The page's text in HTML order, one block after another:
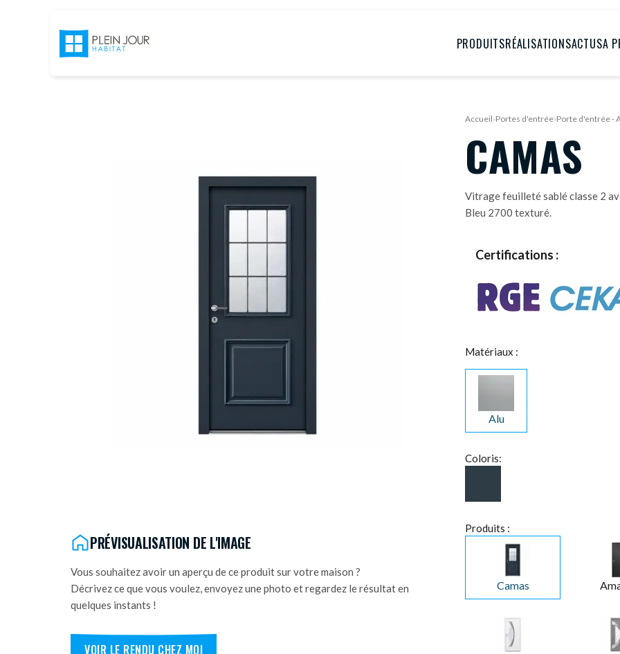
PRODUITSRÉALISATIONSACTUSA
PRÉVISUALISATION DE L'IMAGE
Vous souhaitez avoir un aperçu de ce produit sur votre maison ?
Décrivez ce que vous voulez, envoyez une photo et regardez le résultat en
quelques instants !
VOIR LE RENDU CHEZ MOI
Accueil›Portes d'entrée›Porte d'entrée -
CAMAS
Vitrage feuilleté sablé classe 2
Bleu 2700 texturé.
Certifications :
Matériaux :
Alu
Coloris:
Produits :
Camas